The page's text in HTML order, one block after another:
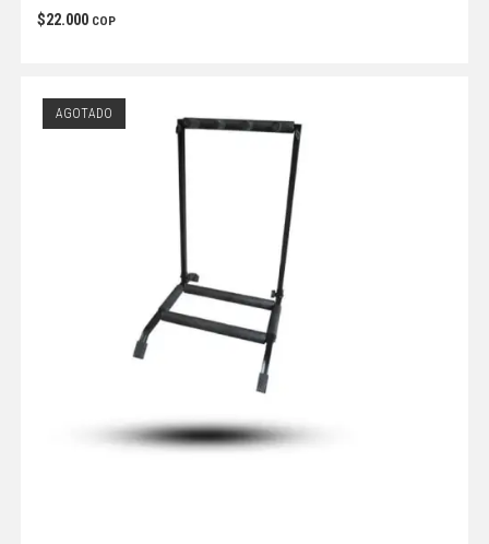
$22.000 COP
AGOTADO